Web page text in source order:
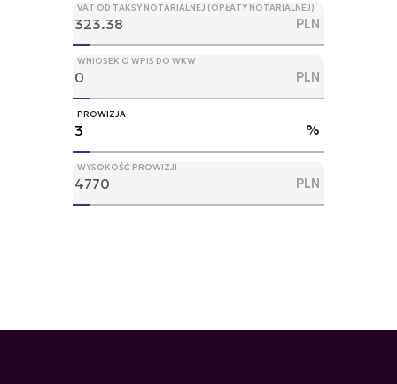
VAT OD TAKSY NOTARIALNEJ (OPŁATY NOTARIALNEJ)
PLN
WNIOSEK O WPIS DO WKW
PLN
PROWIZJA
%
WYSOKOŚĆ PROWIZJI
PLN